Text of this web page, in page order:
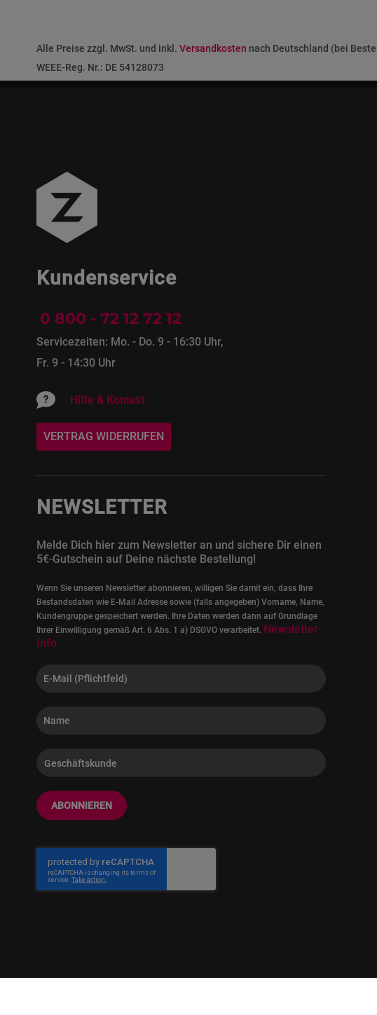
Alle Preise zzgl. MwSt. und inkl. Versandkosten nach Deutschland (bei
WEEE-Reg. Nr.: DE 54128073
Kundenservice
0 800 - 72 12 72 12
Servicezeiten: Mo. - Do. 9 - 16:30 Uhr,
Fr. 9 - 14:30 Uhr
Hilfe & Kontakt
VERTRAG WIDERRUFEN
NEWSLETTER
Melde Dich hier zum Newsletter an und sichere Dir einen
5€-Gutschein auf Deine nächste Bestellung!
Wenn Sie unseren Newsletter abonnieren, willigen Sie damit ein, dass Ihre
Bestandsdaten wie E-Mail Adresse sowie (falls angegeben) Vorname, Name,
Kundengruppe gespeichert werden. Ihre Daten werden dann auf Grundlage
Ihrer Einwilligung gemäß Art. 6 Abs. 1 a) DSGVO verarbeitet. Newsletter-
Info
ABONNIEREN